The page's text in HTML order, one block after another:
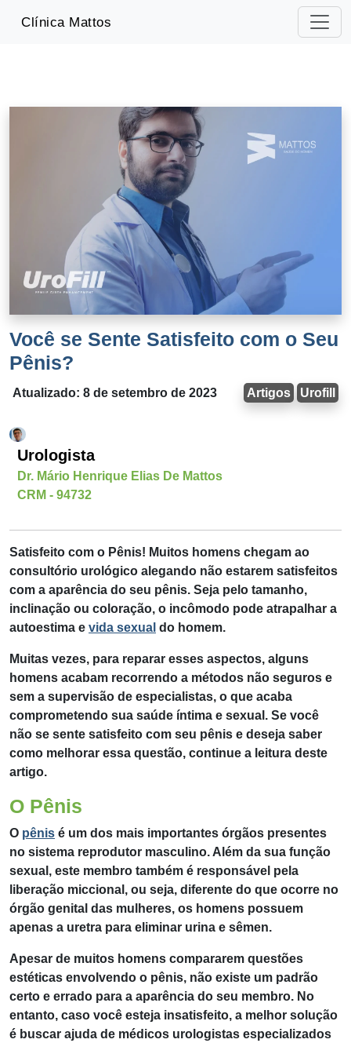
Clínica Mattos
Você se Sente Satisfeito com o Seu
Pênis?
Atualizado: 8 de setembro de 2023 Artigos Urofill
Urologista
Dr. Mário Henrique Elias De Mattos
CRM - 94732
Satisfeito com o Pênis! Muitos homens chegam ao
consultório urológico alegando não estarem satisfeitos
com a aparência do seu pênis. Seja pelo tamanho,
inclinação ou coloração, o incômodo pode atrapalhar a
autoestima e vida sexual do homem.
Muitas vezes, para reparar esses aspectos, alguns
homens acabam recorrendo a métodos não seguros e
sem a supervisão de especialistas, o que acaba
comprometendo sua saúde íntima e sexual. Se você
não se sente satisfeito com seu pênis e deseja saber
como melhorar essa questão, continue a leitura deste
artigo.
O Pênis
O pênis é um dos mais importantes órgãos presentes
no sistema reprodutor masculino. Além da sua função
sexual, este membro também é responsável pela
liberação miccional, ou seja, diferente do que ocorre no
órgão genital das mulheres, os homens possuem
apenas a uretra para eliminar urina e sêmen.
Apesar de muitos homens compararem questões
estéticas envolvendo o pênis, não existe um padrão
certo e errado para a aparência do seu membro. No
entanto, caso você esteja insatisfeito, a melhor solução
é buscar ajuda de médicos urologistas especializados